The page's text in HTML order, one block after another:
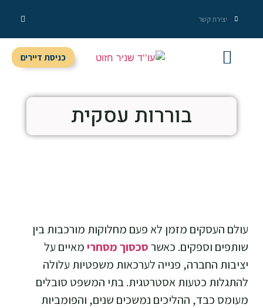
יצירת קשר
כניסת דיירים
בוררות עסקית
עולם העסקים מזמן לא פעם מחלוקות מורכבות בין
שותפים וספקים. כאשרסכסוך מסחרימאיים על
יציבות החברה, פנייה לערכאות משפטיות עלולה
להתגלות כטעות אסטרטגית. בתי המשפט סובלים
מעומס כבד, ההליכים נמשכים שנים, והפומביות